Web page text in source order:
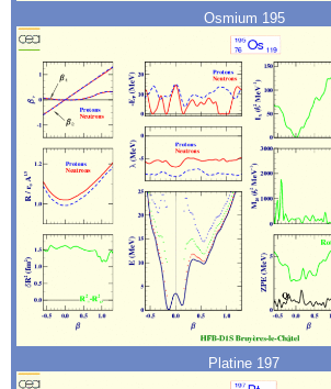
Osmium 195
Platine 197